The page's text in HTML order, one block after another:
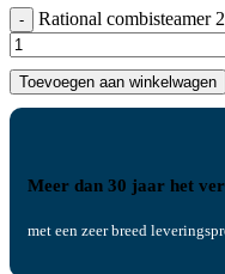
Rational combisteamer
Toevoegen aan winkelwagen
Meer dan 30 jaar het
met een zeer breed